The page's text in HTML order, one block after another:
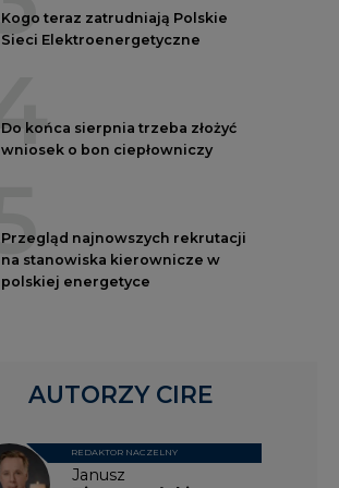
4
5
polskiej energetyce
Pietruszyński